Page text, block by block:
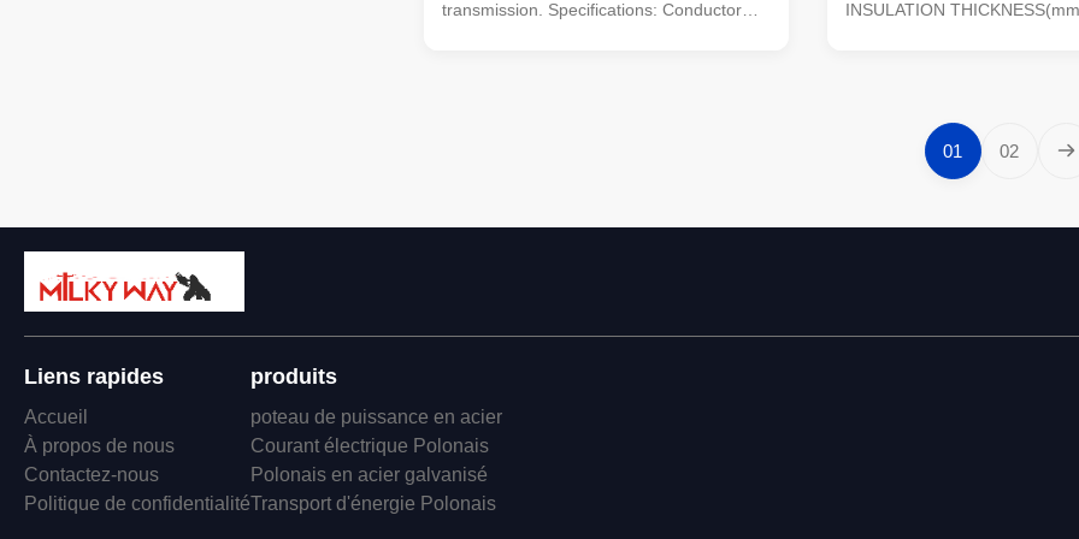
transmission. Specifications: Conductor
INSULATION
2.79 sheath: PE.PVC/XLPE
1,2,3,4,2+1,3+1,4+1 and
99.5% Pure Oxygen Free
Packing: 100 meters per roll
per roll or as per requirement
These wire and cables are
general wiring, unenclosed,
01 02
Liens rapides
Accueil
À propos de nous
Contactez-nous
Politique de confidentialité
produits
poteau de puissance en acier
Courant électrique Polonais
Polonais en acier galvanisé
Transport d'énergie Polonais